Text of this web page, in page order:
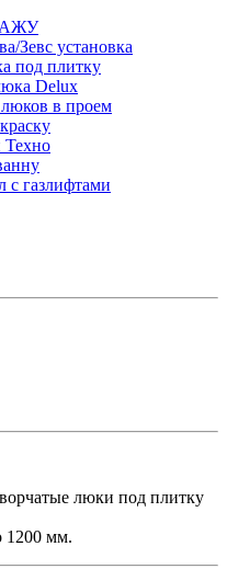
Зевс установка
под плитку
Delux
в проем
Техно
газлифтами
люки под плитку
1200 мм.